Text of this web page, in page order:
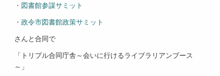
・図書館参謀サミット
・政令市図書館政策サミット
さんと合同で
「トリプル合同庁舎～会いに行けるライブラリアンブース
～」